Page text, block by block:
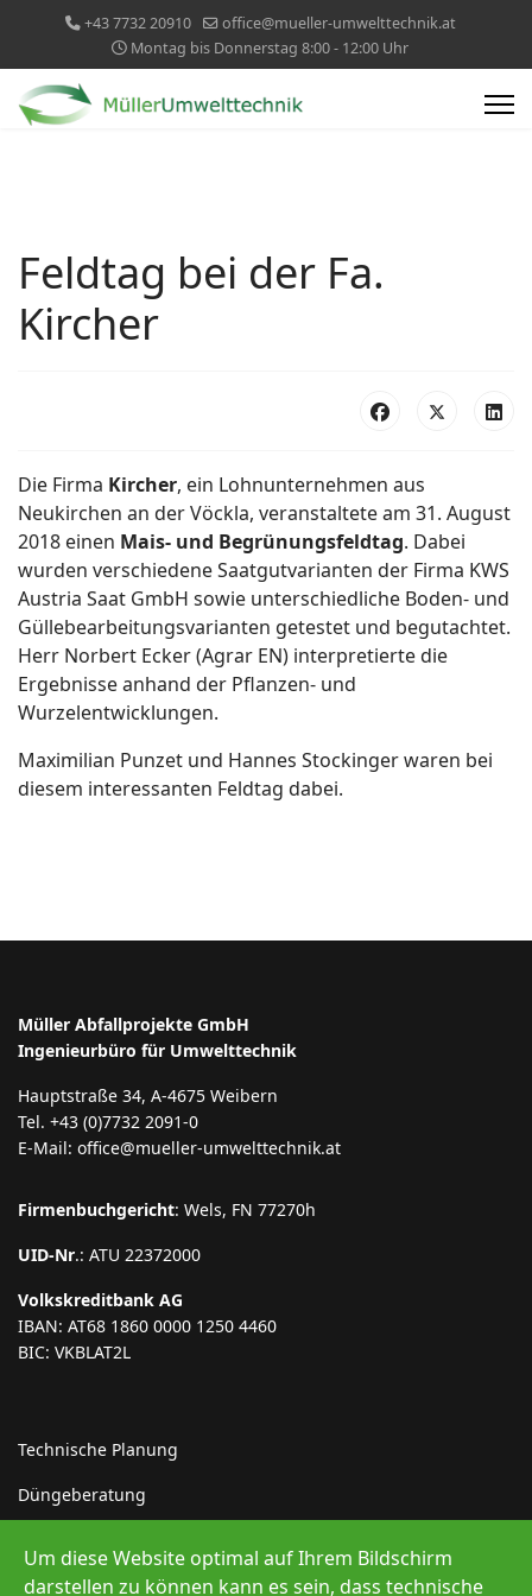
+43 7732 20910
office@mueller-umwelttechnik.at
Montag bis Donnerstag 8:00 - 12:00 Uhr
Feldtag bei der Fa.
Kircher
Die Firma Kircher, ein Lohnunternehmen aus
Neukirchen an der Vöckla, veranstaltete am 31. August
2018 einen Mais- und Begrünungsfeldtag. Dabei
wurden verschiedene Saatgutvarianten der Firma KWS
Austria Saat GmbH sowie unterschiedliche Boden- und
Güllebearbeitungsvarianten getestet und begutachtet.
Herr Norbert Ecker (Agrar EN) interpretierte die
Ergebnisse anhand der Pflanzen- und
Wurzelentwicklungen.
Maximilian Punzet und Hannes Stockinger waren bei
diesem interessanten Feldtag dabei.
Müller Abfallprojekte GmbH
Ingenieurbüro für Umwelttechnik
Hauptstraße 34, A-4675 Weibern
Tel. +43 (0)7732 2091-0
E-Mail: office@mueller-umwelttechnik.at
Firmenbuchgericht: Wels, FN 77270h
UID-Nr.: ATU 22372000
Volkskreditbank AG
IBAN: AT68 1860 0000 1250 4460
BIC: VKBLAT2L
Technische Planung
Düngeberatung
Erneuerbare Energie
Um diese Website optimal auf Ihrem Bildschirm
darstellen zu können kann es sein, dass technische